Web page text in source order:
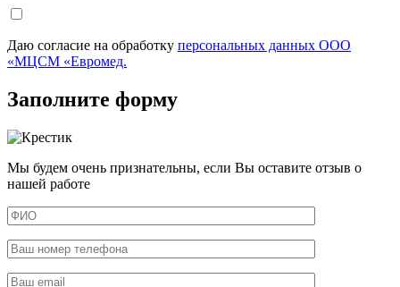
Даю согласие на обработку персональных данных ООО
«МЦСМ «Евромед.
Заполните форму
Мы будем очень признательны, если Вы оставите отзыв о
нашей работе